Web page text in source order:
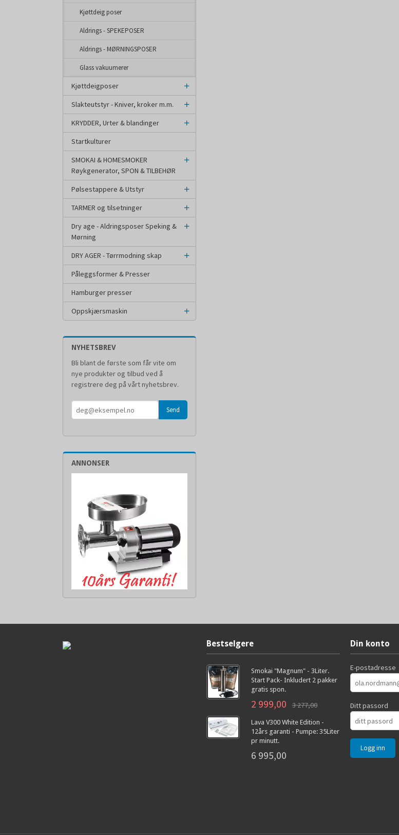
Kjøttdeig poser
Aldrings - SPEKEPOSER
Aldrings - MØRNINGSPOSER
Glass vakuumerer
Kjøttdeigposer
Slakteutstyr - Kniver, kroker m.m.
KRYDDER, Urter & blandinger
Startkulturer
SMOKAI & HOMESMOKER
Røykgenerator, SPON & TILBEHØR
Pølsestappere & Utstyr
TARMER og tilsetninger
Dry age - Aldringsposer Speking &
Mørning
DRY AGER - Tørrmodning skap
Påleggsformer & Presser
Hamburger presser
Oppskjærsmaskin
NYHETSBREV
Bli blant de første som får vite om
nye produkter og tilbud ved å
registrere deg på vårt nyhetsbrev.
ANNONSER
Bestselgere
Smokai "Magnum" - 3Liter.
Start Pack- Inkludert 2 pakker
gratis spon.
2 999,00 3 277,00
Lava V300 White Edition -
12års garanti - Pumpe: 35Liter
pr minutt.
6 995,00
Din konto
E-postadresse
Ditt passord